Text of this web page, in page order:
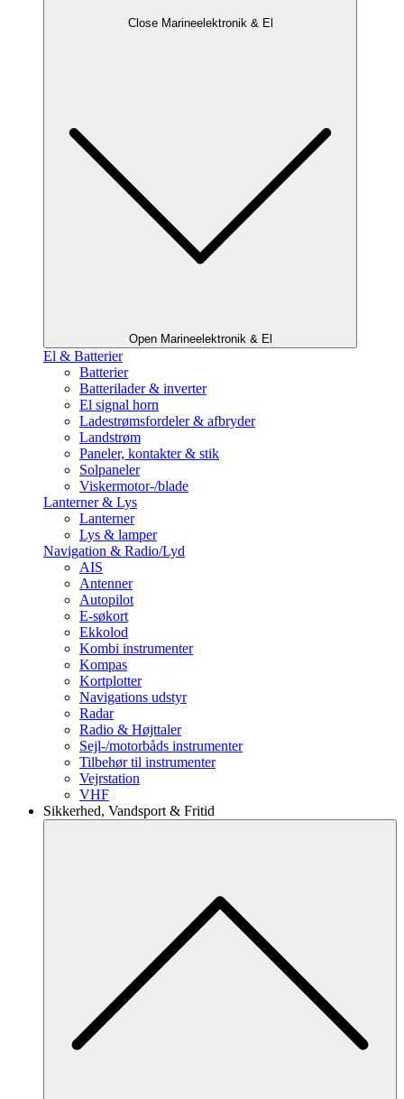
Close Marineelektronik & El
Open Marineelektronik & El
El & Batterier
Batterier
Batterilader & inverter
El signal horn
Ladestrømsfordeler & afbryder
Landstrøm
Paneler, kontakter & stik
Solpaneler
Viskermotor-/blade
Lanterner & Lys
Lanterner
Lys & lamper
Navigation & Radio/Lyd
AIS
Antenner
Autopilot
E-søkort
Ekkolod
Kombi instrumenter
Kompas
Kortplotter
Navigations udstyr
Radar
Radio & Højttaler
Sejl-/motorbåds instrumenter
Tilbehør til instrumenter
Vejrstation
VHF
Sikkerhed, Vandsport & Fritid